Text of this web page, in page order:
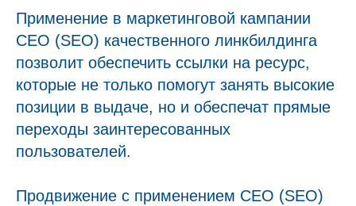
Применение в маркетинговой кампании
СЕО (SEO) качественного линкбилдинга
позволит обеспечить ссылки на ресурс,
которые не только помогут занять высокие
позиции в выдаче, но и обеспечат прямые
переходы заинтересованных
пользователей.
Продвижение с применением СЕО (SEO)